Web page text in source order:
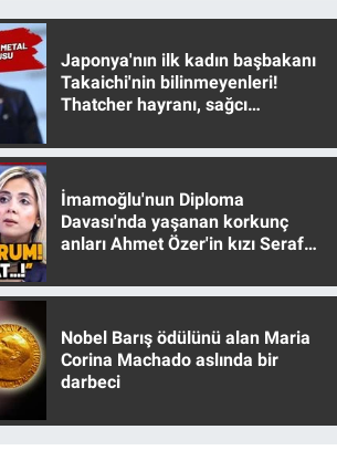
Japonya'nın ilk kadın başbakanı
Takaichi'nin bilinmeyenleri!
Thatcher hayranı, sağcı
İmamoğlu'nun Diploma
Davası'nda yaşanan korkunç
anları Ahmet Özer'in kızı Seraf
Nobel Barış ödülünü alan Maria
Corina Machado aslında bir
darbeci